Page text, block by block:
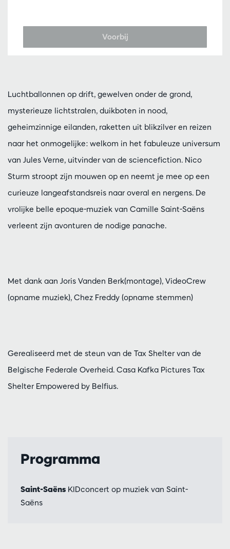
Voorbij
Luchtballonnen op drift, gewelven onder de grond,
mysterieuze lichtstralen, duikboten in nood,
geheimzinnige eilanden, raketten uit blikzilver en reizen
naar het onmogelijke: welkom in het fabuleuze universum
van Jules Verne, uitvinder van de sciencefiction. Nico
Sturm stroopt zijn mouwen op en neemt je mee op een
curieuze langeafstandsreis naar overal en nergens. De
vrolijke belle epoque-muziek van Camille Saint-Saëns
verleent zijn avonturen de nodige panache.
Met dank aan Joris Vanden Berk(montage), VideoCrew
(opname muziek), Chez Freddy (opname stemmen)
Gerealiseerd met de steun van de Tax Shelter van de
Belgische Federale Overheid. Casa Kafka Pictures Tax
Shelter Empowered by Belfius.
Programma
Saint-Saëns KIDconcert op muziek van Saint-
Saëns